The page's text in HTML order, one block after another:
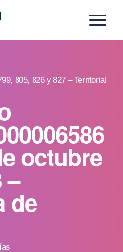
805, 826 y 827 – Territorial
octubre
–
de